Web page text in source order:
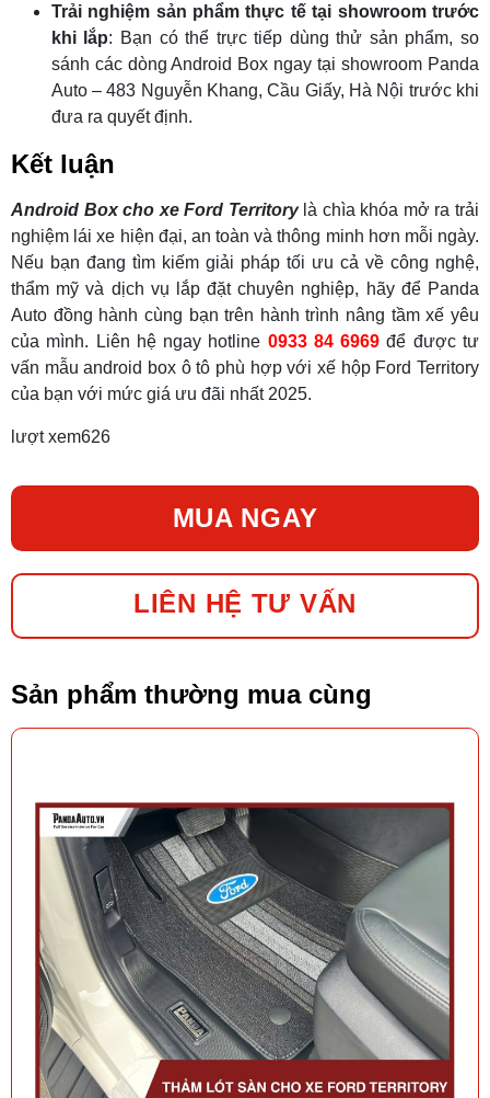
Trải nghiệm sản phẩm thực tế tại showroom trước
khi lắp: Bạn có thể trực tiếp dùng thử sản phẩm, so
sánh các dòng Android Box ngay tại showroom Panda
Auto – 483 Nguyễn Khang, Cầu Giấy, Hà Nội trước khi
đưa ra quyết định.
Kết luận
Android Box cho xe Ford Territorylà chìa khóa mở ra trải
nghiệm lái xe hiện đại, an toàn và thông minh hơn mỗi ngày.
Nếu bạn đang tìm kiếm giải pháp tối ưu cả về công nghệ,
thẩm mỹ và dịch vụ lắp đặt chuyên nghiệp, hãy để Panda
Auto đồng hành cùng bạn trên hành trình nâng tầm xế yêu
của mình. Liên hệ ngay hotline 0933 84 6969 để được tư
vấn mẫu android box ô tô phù hợp với xế hộp Ford Territory
của bạn với mức giá ưu đãi nhất 2025.
lượt xem626
MUA NGAY
LIÊN HỆ TƯ VẤN
Sản phẩm thường mua cùng